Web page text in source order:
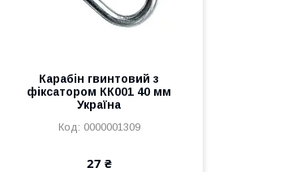
Карабін гвинтовий з
фіксатором КК001 40 мм
Україна
0000001309
27 ₴